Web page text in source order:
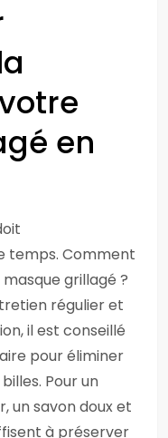
en
temps. Comment
grillagé ?
régulier et
il est conseillé
pour éliminer
Pour un
un savon doux et
à préserver